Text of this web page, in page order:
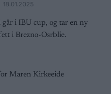
18.01.2025
går i IBU cup, og tar en ny
i Brezno-Osrblie.